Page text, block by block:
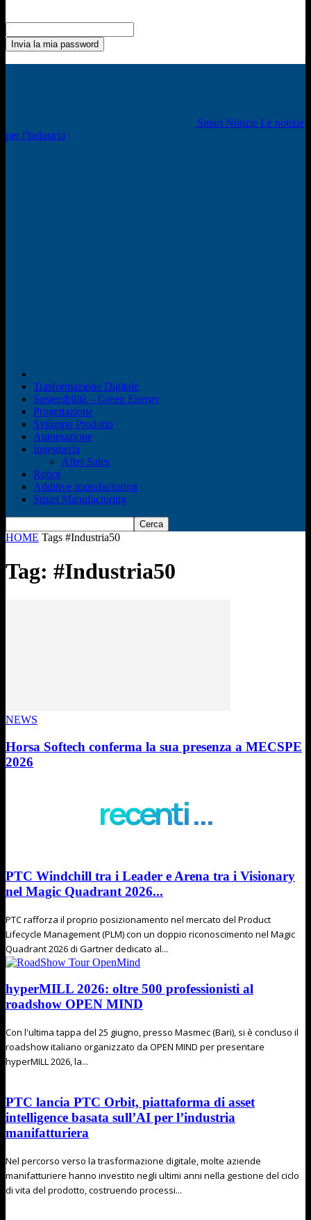
Smart Notizie Le notizie
per l'Industria
Trasformazione Digitale
Sostenibilità – Green Energy
Progettazione
Sviluppo Prodotto
Automazione
Ingegneria
After Sales
Robot
Additive manufacturing
Smart Manufacturing
HOME Tags #Industria50
Tag: #Industria50
NEWS
Horsa Softech conferma la sua presenza a MECSPE
2026
recenti ...
PTC Windchill tra i Leader e Arena tra i Visionary
nel Magic Quadrant 2026...
PTC rafforza il proprio posizionamento nel mercato del Product
Lifecycle Management (PLM) con un doppio riconoscimento nel Magic
Quadrant 2026 di Gartner dedicato al...
hyperMILL 2026: oltre 500 professionisti al
roadshow OPEN MIND
Con l'ultima tappa del 25 giugno, presso Masmec (Bari), si è concluso il
roadshow italiano organizzato da OPEN MIND per presentare
hyperMILL 2026, la...
PTC lancia PTC Orbit, piattaforma di asset
intelligence basata sull’AI per l’industria
manifatturiera
Nel percorso verso la trasformazione digitale, molte aziende
manifatturiere hanno investito negli ultimi anni nella gestione del ciclo
di vita del prodotto, costruendo processi...